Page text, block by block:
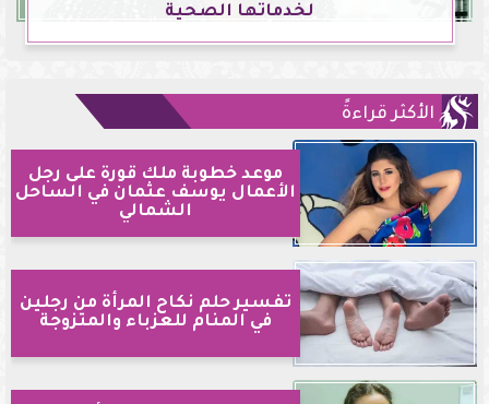
لخدماتها الصحية
الأكثر قراءةً
موعد خطوبة ملك قورة على رجل
الأعمال يوسف عثمان في الساحل
الشمالي
تفسير حلم نكاح المرأة من رجلين
في المنام للعزباء والمتزوجة